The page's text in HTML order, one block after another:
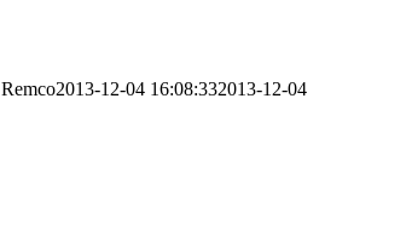
Remco2013-12-04 16:08:332013-12-04